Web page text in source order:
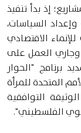
إذ بدأ تنفيذ
وإعداد السياسات،
الاقتصادي
تدريبية وجاري العمل على
برنامج "الحوار
المتحدة للمرأة
تم إصدار الوثيقة التوافقية
الفلسطيني".